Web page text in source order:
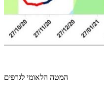
המטה הלאומי לגרפים